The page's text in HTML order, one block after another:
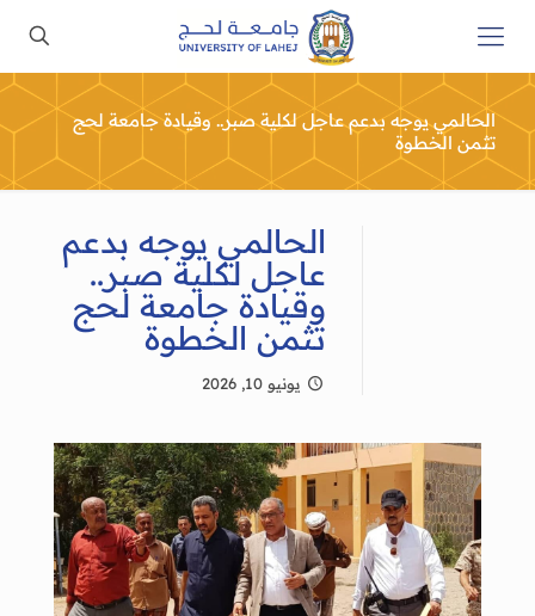
الحالمي يوجه بدعم عاجل لكلية صبر.. وقيادة جامعة لحج
تثمن الخطوة
الحالمي يوجه بدعم
عاجل لكلية صبر..
وقيادة جامعة لحج
تثمن الخطوة
يونيو 10, 2026